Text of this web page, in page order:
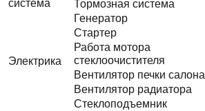
система
Тормозная система
Электрика
Генератор
Стартер
Работа мотора
стеклоочистителя
Вентилятор печки салона
Вентилятор радиатора
Стеклоподъемник